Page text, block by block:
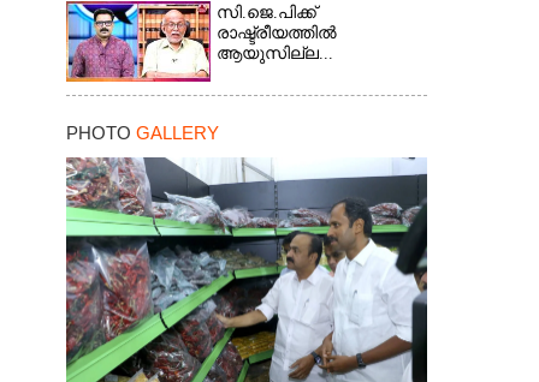
സി.ജെ.പിക്ക്
രാഷ്ട്രീയത്തിൽ
ആയുസില്ല...
PHOTO GALLERY